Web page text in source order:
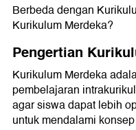
Berbeda dengan
Kurikulum Merdeka?
Pengertian
Kurikulum Merdeka
pembelajaran
agar siswa dapat lebih
untuk mendalami